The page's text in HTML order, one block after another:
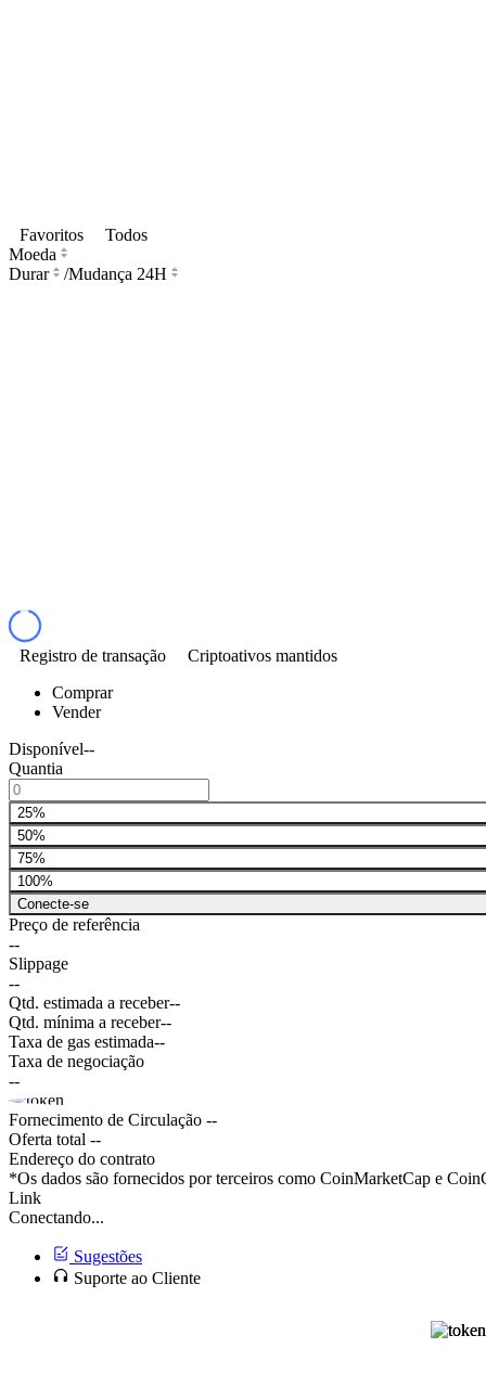
Favoritos
Todos
Moeda
Durar
/Mudança 24H
Registro de transação
Criptoativos mantidos
Comprar
Vender
Disponível--
Quantia
25%
50%
75%
100%
Conecte-se
Preço de referência
--
Slippage
--
Qtd. estimada a receber--
Qtd. mínima a receber--
Taxa de gas estimada--
Taxa de negociação
--
Fornecimento de Circulação --
Oferta total --
Endereço do contrato
*Os dados são fornecidos por terceiros como CoinMarketCap e
Link
Conectando...
Sugestões
Suporte ao Cliente